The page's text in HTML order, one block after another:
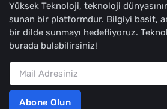
Yüksek Teknoloji, teknoloji
sunan bir platformdur. Bilgiyi basit,
bir dilde sunmayı hedefliyoruz.
burada bulabilirsiniz!
Abone Olun